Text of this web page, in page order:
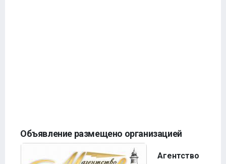
Объявление размещено организацией
Агентство